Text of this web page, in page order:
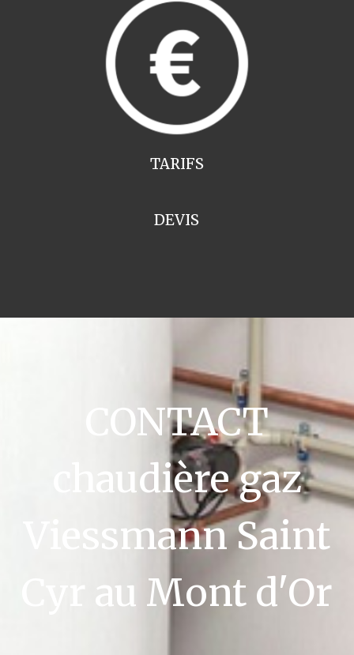
TARIFS
DEVIS
CONTACT
chaudière gaz
Viessmann Saint
Cyr au Mont d'Or